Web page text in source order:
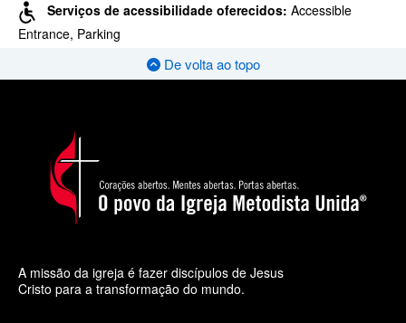
Serviços de acessibilidade oferecidos: Accessible
Entrance, Parking
De volta ao topo
A missão da igreja é fazer discípulos de Jesus
Cristo para a transformação do mundo.